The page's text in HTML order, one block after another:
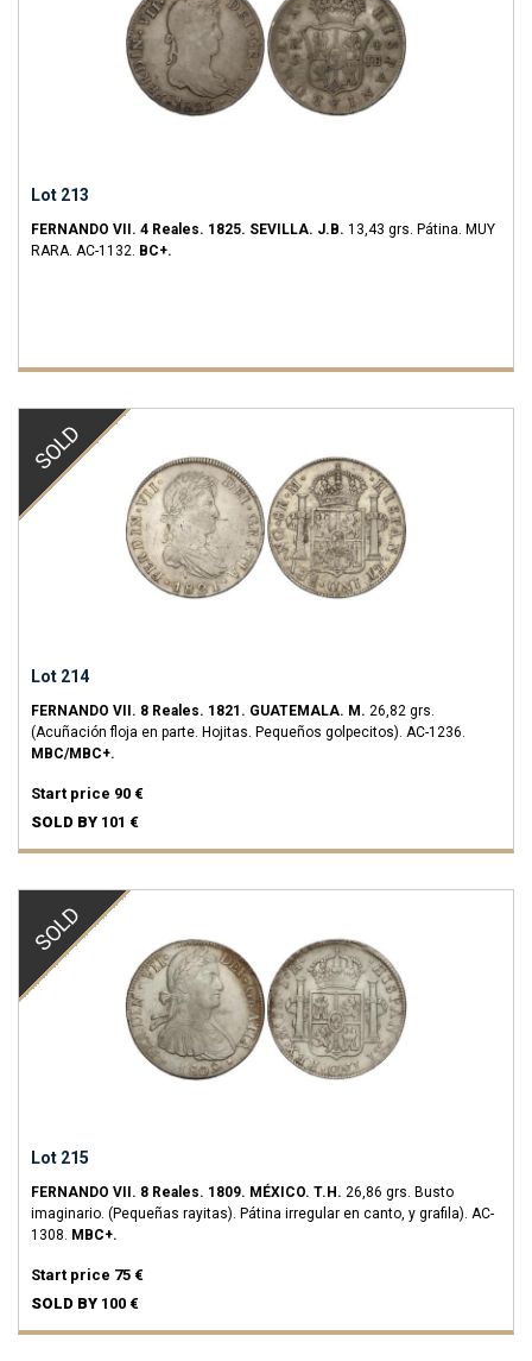
Lot 213
FERNANDO VII. 4 Reales. 1825. SEVILLA. J.B. 13,43 grs. Pátina. MUY
RARA. AC-1132. BC+.
SOLD
Lot 214
FERNANDO VII. 8 Reales. 1821. GUATEMALA. M. 26,82 grs.
(Acuñación floja en parte. Hojitas. Pequeños golpecitos). AC-1236.
MBC/MBC+.
Start price 90 €
SOLD BY 101 €
SOLD
Lot 215
FERNANDO VII. 8 Reales. 1809. MÉXICO. T.H. 26,86 grs. Busto
imaginario. (Pequeñas rayitas). Pátina irregular en canto, y grafila). AC-
1308. MBC+.
Start price 75 €
SOLD BY 100 €